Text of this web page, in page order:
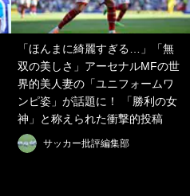
「ほんまに綺麗すぎる…」「無
双の美しさ」アーセナルMFの世
界的美人妻の「ユニフォームワ
ンピ姿」が話題に！ 「勝利の女
神」と称えられた衝撃的投稿
サッカー批評編集部